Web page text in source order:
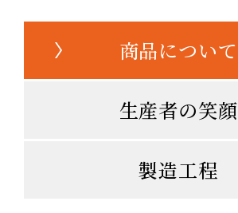
商品について
生産者の笑顔
製造工程